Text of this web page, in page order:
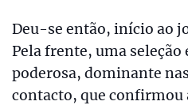
Deu-se então, início ao
Pela frente, uma
poderosa, dominante
contacto, que confirmou